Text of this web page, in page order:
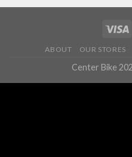
ABOUT OUR STORES
Center Bike